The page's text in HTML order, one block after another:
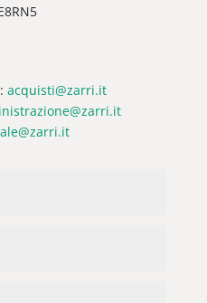
acquisti@zarri.it